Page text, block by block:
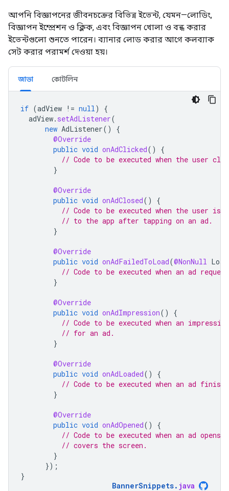
আপনি বিজ্ঞাপনের জীবনচক্রের বিভিন্ন ইভেন্ট, যেমন—লোডিং,
বিজ্ঞাপন ইম্প্রেশন ও ক্লিক, এবং বিজ্ঞাপন খোলা ও বন্ধ করার
ইভেন্টগুলো শুনতে পারেন। ব্যানার লোড করার আগে কলব্যাক
সেট করার পরামর্শ দেওয়া হয়।
জাভা কোটলিন
if (adView != null)
{
adView. setAdListener(
new AdListener()
{
@Override
public void onAdClicked()
{
// Code to be executed when the user
}
@Override
public void onAdClosed()
{
// Code to be executed when the user is
// to the app after tapping on an ad.
}
@Override
public void onAdFailedToLoad(@NonNull
// Code to be executed when an ad
}
@Override
public void onAdImpression()
{
// Code to be executed when an
// for an ad.
}
@Override
public void onAdLoaded()
{
// Code to be executed when an ad
}
@Override
public void onAdOpened()
{
// Code to be executed when an ad opens
// covers the screen.
}
});
}
BannerSnippets. java